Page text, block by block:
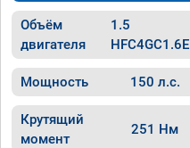
Объём
двигателя
1.5
HFC4GC1.6E
Мощность 150 л.с.
Крутящий
момент
251 Нм